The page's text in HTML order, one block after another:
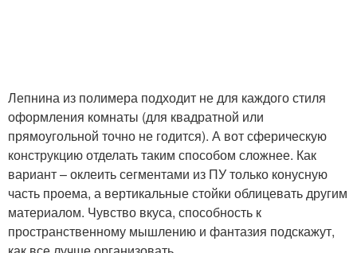
Лепнина из полимера подходит не для каждого стиля
оформления комнаты (для квадратной или
прямоугольной точно не годится). А вот сферическую
конструкцию отделать таким способом сложнее. Как
вариант – оклеить сегментами из ПУ только конусную
часть проема, а вертикальные стойки облицевать другим
материалом. Чувство вкуса, способность к
пространственному мышлению и фантазия подскажут,